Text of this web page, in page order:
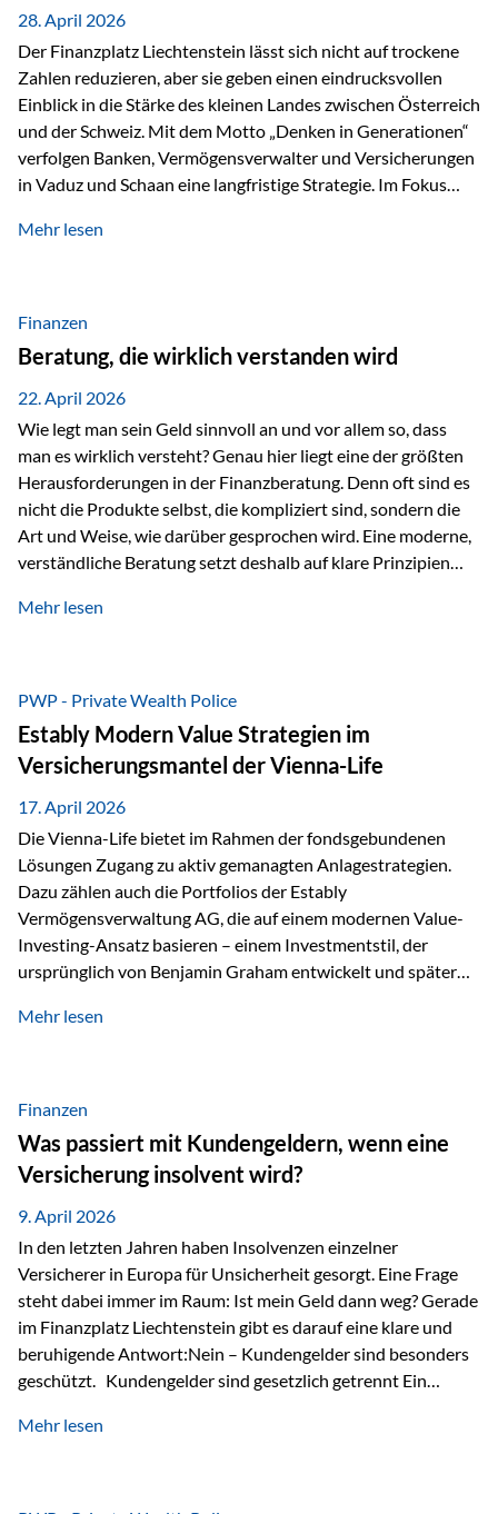
durch die Fähigkeit von Unternehmen, mehr…
28. April 2026
Der Finanzplatz Liechtenstein lässt sich nicht auf trockene
Zahlen reduzieren, aber sie geben einen eindrucksvollen
Einblick in die Stärke des kleinen Landes zwischen Österreich
und der Schweiz. Mit dem Motto „Denken in Generationen“
verfolgen Banken, Vermögensverwalter und Versicherungen
in Vaduz und Schaan eine langfristige Strategie. Im Fokus
Marktzugang Liechtenstein hat sich in den letzten Jahren zu
verfügbaren Kennzahlen (Stand Ende 2024, veröffentlicht
2025/2026)…
Mehr lesen
Finanzen
Beratung, die wirklich verstanden wird
22. April 2026
Wie legt man sein Geld sinnvoll an und vor allem so, dass
man es wirklich versteht? Genau hier liegt eine der größten
Herausforderungen in der Finanzberatung. Denn oft sind es
nicht die Produkte selbst, die kompliziert sind, sondern die
Art und Weise, wie darüber gesprochen wird. Eine moderne,
verständliche Beratung setzt deshalb auf klare Prinzipien
fünf zentrale Faktoren: eine saubere Struktur, breite
diesem Thema liefern unter anderem die praxisnahen
Ansätze von Finanzexperte Klaus Rost, der seit vielen Jahren
für eine verständliche und…
Mehr lesen
PWP - Private Wealth Police
Estably Modern Value Strategien im
Versicherungsmantel der Vienna-Life
17. April 2026
Die Vienna-Life bietet im Rahmen der fondsgebundenen
Lösungen Zugang zu aktiv gemanagten Anlagestrategien.
Dazu zählen auch die Portfolios der Estably
Vermögensverwaltung AG, die auf einem modernen Value-
Investing-Ansatz basieren – einem Investmentstil, der
ursprünglich von Benjamin Graham entwickelt und später
Modernes Value Investing als Grundlage Der
Fokus stehen Unternehmen, deren Börsenkurs unter ihrem
inneren Wert liegt. Neben klassischen
Bewertungskennzahlen werden auch qualitative Faktoren
wie Geschäftsmodell, Wettbewerbsvorteile und
Managementqualität…
Mehr lesen
Finanzen
Was passiert mit Kundengeldern, wenn eine
Versicherung insolvent wird?
9. April 2026
In den letzten Jahren haben Insolvenzen einzelner
Versicherer in Europa für Unsicherheit gesorgt. Eine Frage
steht dabei immer im Raum: Ist mein Geld dann weg? Gerade
im Finanzplatz Liechtenstein gibt es darauf eine klare und
beruhigende Antwort:Nein – Kundengelder sind besonders
geschützt. Kundengelder sind gesetzlich getrennt Ein
sogenannte Sondermasse. Das bedeutet:Die
Mehr lesen